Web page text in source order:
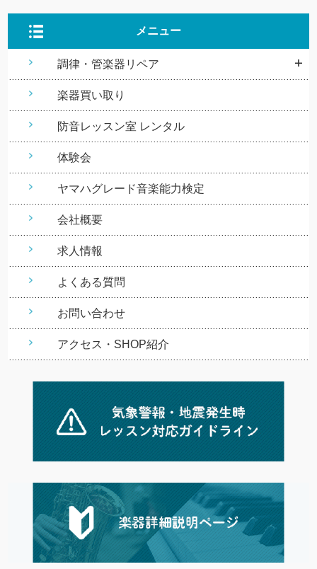
メニュー
調律・管楽器リペア
楽器買い取り
防音レッスン室 レンタル
体験会
ヤマハグレード音楽能力検定
会社概要
求人情報
よくある質問
お問い合わせ
アクセス・SHOP紹介